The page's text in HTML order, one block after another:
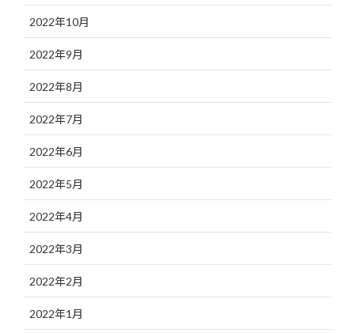
2022年10月
2022年9月
2022年8月
2022年7月
2022年6月
2022年5月
2022年4月
2022年3月
2022年2月
2022年1月